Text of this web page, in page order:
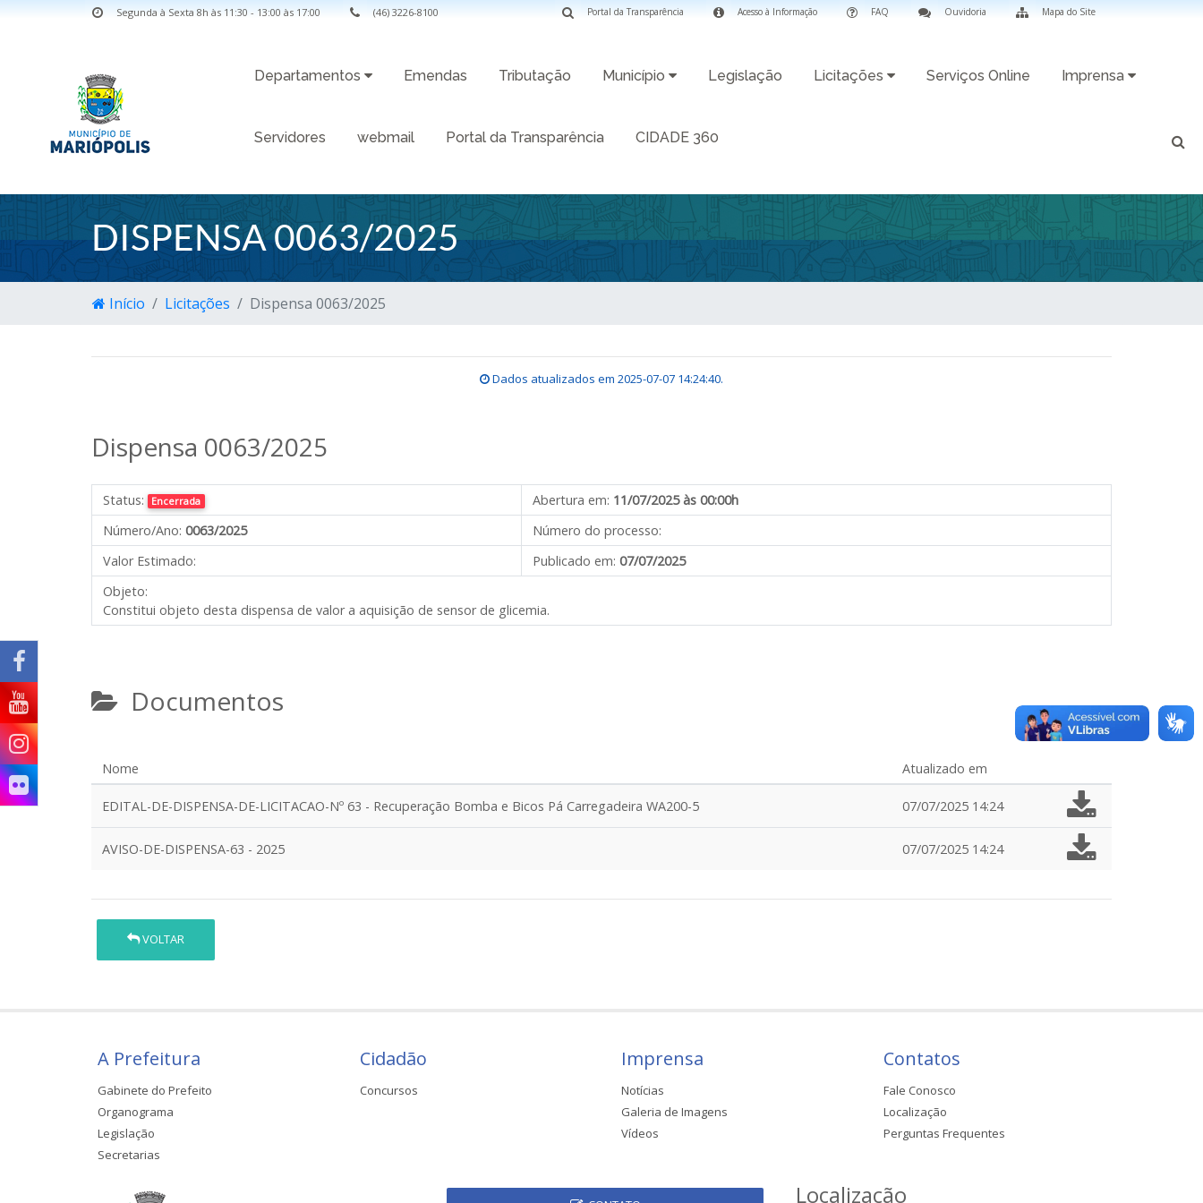
Segunda à Sexta 8h às 11:30 - 13:00 às 17:00 (46) 3226-8100 Mapa do Site
Ouvidoria
FAQ
Acesso à Informação
Portal da Transparência
Departamentos Emendas Tributação Município Legislação Licitações Serviços Online Imprensa
Servidores webmail Portal da Transparência CIDADE 360
DISPENSA 0063/2025
Início Licitações Dispensa 0063/2025
Dados atualizados em 2025-07-07 14:24:40.
Dispensa 0063/2025
Status: Encerrada Abertura em: 11/07/2025 às 00:00h
Número/Ano: 0063/2025
Número do processo:
Valor Estimado:
Publicado em: 07/07/2025
Objeto:
Constitui objeto desta dispensa de valor a aquisição de sensor de glicemia.
Documentos
Nome Atualizado em
EDITAL-DE-DISPENSA-DE-LICITACAO-Nº 63 - Recuperação Bomba e Bicos Pá Carregadeira WA200-5 07/07/2025 14:24
AVISO-DE-DISPENSA-63 - 2025 07/07/2025 14:24
VOLTAR
A Prefeitura
Gabinete do Prefeito
Organograma
Legislação
Secretarias
Cidadão
Concursos
Imprensa
Notícias
Galeria de Imagens
Vídeos
Contatos
Fale Conosco
Localização
Perguntas Frequentes
Localização